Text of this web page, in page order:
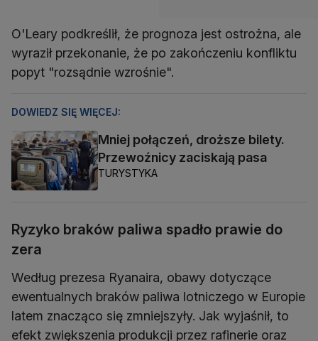
O'Leary podkreślił, że prognoza jest ostrożna, ale
wyraził przekonanie, że po zakończeniu konfliktu
popyt "rozsądnie wzrośnie".
DOWIEDZ SIĘ WIĘCEJ:
Mniej połączeń, droższe bilety.
Przewoźnicy zaciskają pasa
TURYSTYKA
Ryzyko braków paliwa spadło prawie do
zera
Według prezesa Ryanaira, obawy dotyczące
ewentualnych braków paliwa lotniczego w Europie
latem znacząco się zmniejszyły. Jak wyjaśnił, to
efekt zwiększenia produkcji przez rafinerie oraz